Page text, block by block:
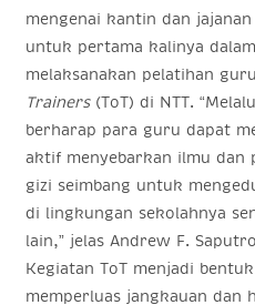
mengenai kantin dan
untuk pertama kalinya
melaksanakan pelatihan
Trainers (ToT) di NTT.
berharap para guru dapat
aktif menyebarkan ilmu dan
gizi seimbang untuk
di lingkungan sekolahnya
lain,” jelas Andrew F. Saputro.
Kegiatan ToT menjadi
memperluas jangkauan dan